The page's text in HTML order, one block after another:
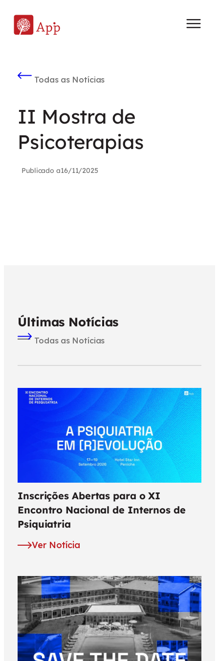
Todas as Notícias
II Mostra de
Psicoterapias
Publicado a16/11/2025
Últimas Notícias
Todas as Notícias
Inscrições Abertas para o XI
Encontro Nacional de Internos de
Psiquiatria
Ver Notícia